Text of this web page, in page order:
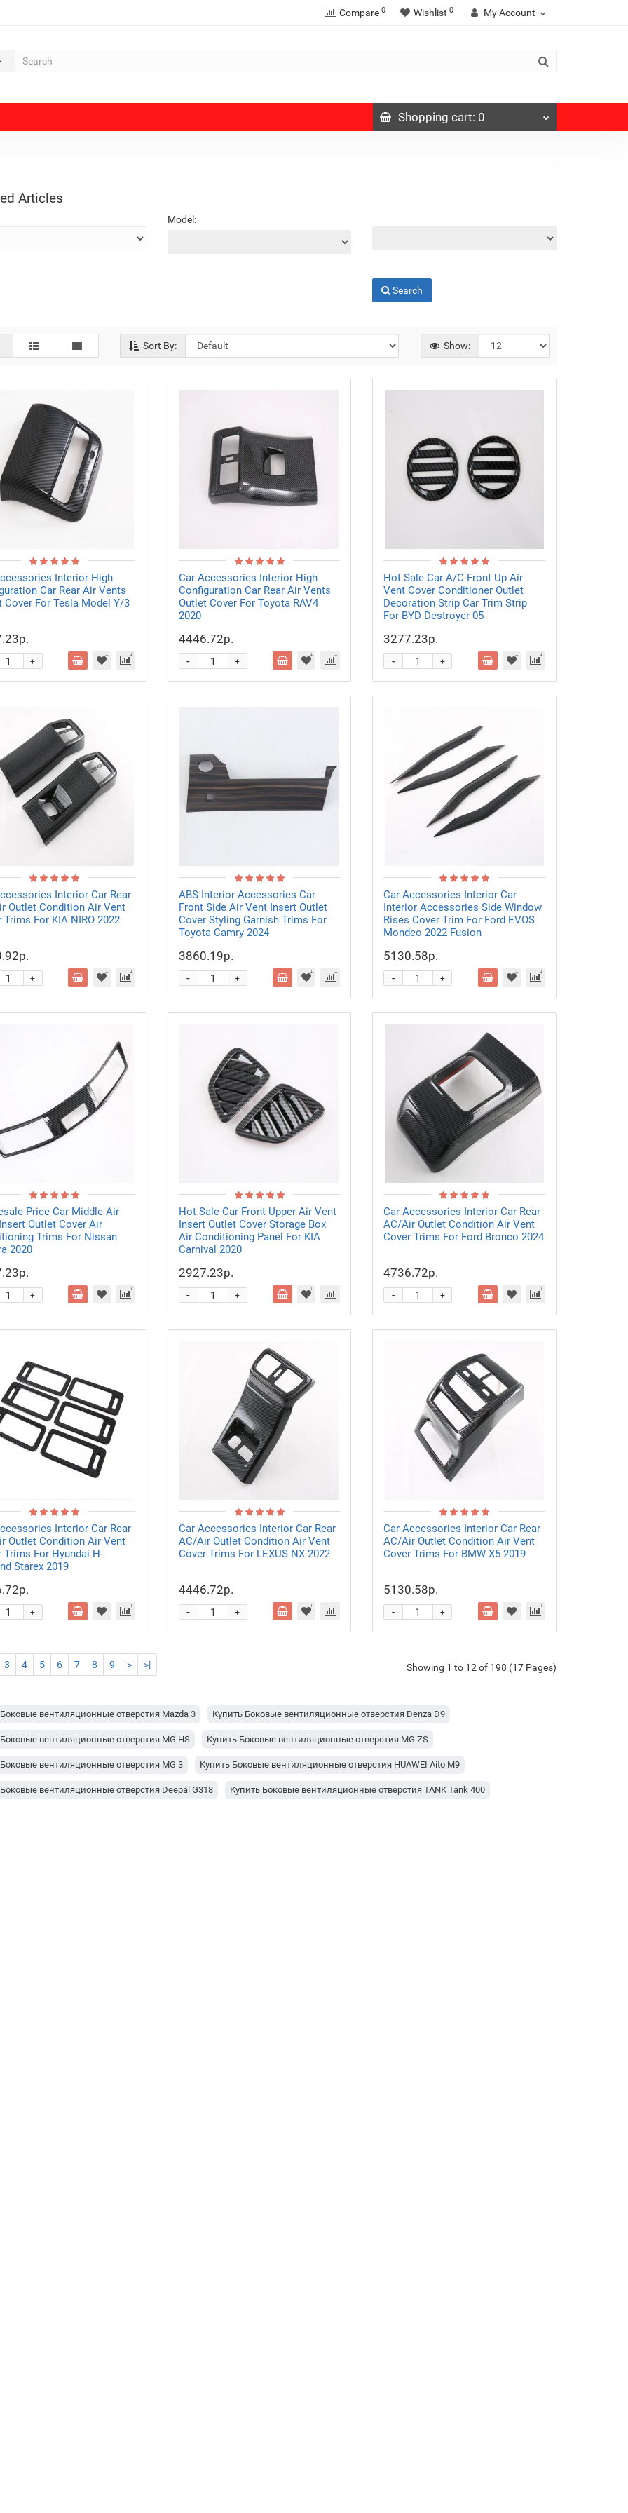
Compare 0 Wishlist 0 My Account
Shopping cart: 0
Articles
Model:
Search
Sort By: Show:
Interior High
Car Rear Air Vents
Cover For Tesla Model Y/3
+
Car Accessories Interior High
Configuration Car Rear Air Vents
Outlet Cover For Toyota RAV4
2020
4446.72р.
+
-
Hot Sale Car A/C Front Up Air
Vent Cover Conditioner Outlet
Decoration Strip Car Trim Strip
For BYD Destroyer 05
3277.23р.
+
-
Interior Car Rear
Outlet Condition Air Vent
Trims For KIA NIRO 2022
+
ABS Interior Accessories Car
Front Side Air Vent Insert Outlet
Cover Styling Garnish Trims For
Toyota Camry 2024
3860.19р.
+
-
Car Accessories Interior Car
Interior Accessories Side Window
Rises Cover Trim For Ford EVOS
Mondeo 2022 Fusion
5130.58р.
+
-
Price Car Middle Air
Outlet Cover Air
Trims For Nissan
2020
+
Hot Sale Car Front Upper Air Vent
Insert Outlet Cover Storage Box
Air Conditioning Panel For KIA
Carnival 2020
2927.23р.
+
-
Car Accessories Interior Car Rear
AC/Air Outlet Condition Air Vent
Cover Trims For Ford Bronco 2024
4736.72р.
+
-
Interior Car Rear
Outlet Condition Air Vent
Trims For Hyundai H-
Starex 2019
+
Car Accessories Interior Car Rear
AC/Air Outlet Condition Air Vent
Cover Trims For LEXUS NX 2022
4446.72р.
+
-
Car Accessories Interior Car Rear
AC/Air Outlet Condition Air Vent
Cover Trims For BMW X5 2019
5130.58р.
+
-
3 4 5 6 7 8 9 > >| Showing 1 to 12 of 198 (17 Pages)
вентиляционные отверстия Mazda 3 Купить Боковые вентиляционные отверстия Denza D9
вентиляционные отверстия MG HS Купить Боковые вентиляционные отверстия MG ZS
вентиляционные отверстия MG 3 Купить Боковые вентиляционные отверстия HUAWEI Aito M9
вентиляционные отверстия Deepal G318 Купить Боковые вентиляционные отверстия TANK Tank 400